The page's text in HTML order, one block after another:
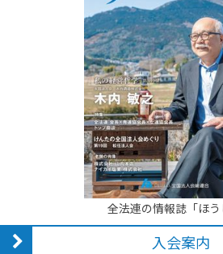
全法連の情報誌「ほう
入会案内